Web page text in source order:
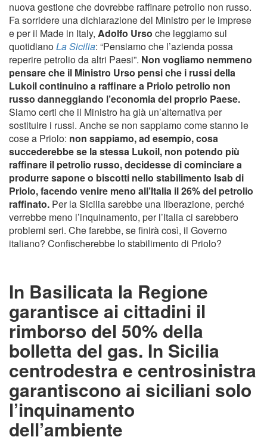
nuova gestione che dovrebbe raffinare petrolio non russo.
Fa sorridere una dichiarazione del Ministro per le imprese
e per il Made in Italy, Adolfo Urso che leggiamo sul
quotidianoLa Sicilia: “Pensiamo che l’azienda possa
reperire petrolio da altri Paesi”. Non vogliamo nemmeno
pensare che il Ministro Urso pensi che i russi della
Lukoil continuino a raffinare a Priolo petrolio non
russo danneggiando l’economia del proprio Paese.
Siamo certi che il Ministro ha già un’alternativa per
sostituire i russi. Anche se non sappiamo come stanno le
cose a Priolo: non sappiamo, ad esempio, cosa
succederebbe se la stessa Lukoil, non potendo più
raffinare il petrolio russo, decidesse di cominciare a
produrre sapone o biscotti nello stabilimento Isab di
Priolo, facendo venire meno all’Italia il 26% del petrolio
raffinato. Per la Sicilia sarebbe una liberazione, perché
verrebbe meno l’inquinamento, per l’Italia ci sarebbero
problemi seri. Che farebbe, se finirà così, il Governo
italiano? Confischerebbe lo stabilimento di Priolo?
In Basilicata la Regione
garantisce ai cittadini il
rimborso del 50% della
bolletta del gas. In Sicilia
centrodestra e centrosinistra
garantiscono ai siciliani solo
l’inquinamento
dell’ambiente